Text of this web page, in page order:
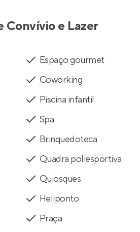
Convívio e Lazer
Espaço gourmet
Coworking
Piscina infantil
Spa
Brinquedoteca
Quadra poliesportiva
Quiosques
Heliponto
Praça